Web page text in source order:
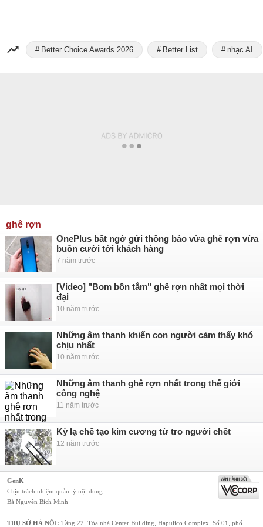
Better Choice Awards 2026 Better List nhạc AI
ghê rợn
OnePlus bất ngờ gửi thông báo vừa ghê rợn vừa
buồn cười tới khách hàng
7 năm trước
[Video] "Bom bồn tắm" ghê rợn nhất mọi thời
đại
10 năm trước
Những âm thanh khiến con người cảm thấy khó
chịu nhất
10 năm trước
Những âm thanh ghê rợn nhất trong thế giới
công nghệ
11 năm trước
Kỳ lạ chế tạo kim cương từ tro người chết
12 năm trước
GenK
Chịu trách nhiệm quản lý nội dung:
Bà Nguyễn Bích Minh
TRỤ SỞ HÀ NỘI: Tầng 22, Tòa nhà Center Building, Hapulico Complex, Số 01, phố